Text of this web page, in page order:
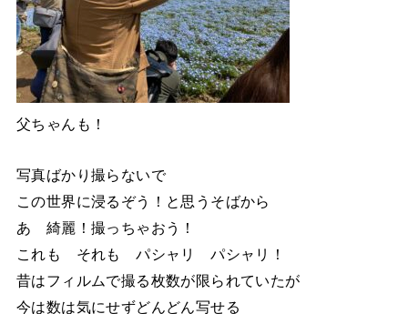
父ちゃんも！
写真ばかり撮らないで
この世界に浸るぞう！と思うそばから
あ 綺麗！撮っちゃおう！
これも それも パシャリ パシャリ！
昔はフィルムで撮る枚数が限られていたが
今は数は気にせずどんどん写せる